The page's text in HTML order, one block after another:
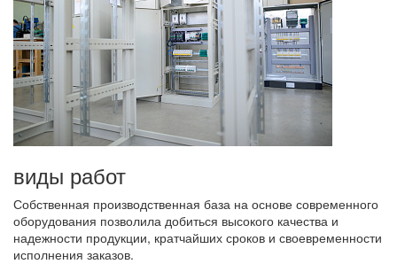
виды работ
Собственная производственная база на основе современного
оборудования позволила добиться высокого качества и
надежности продукции, кратчайших сроков и своевременности
исполнения заказов.